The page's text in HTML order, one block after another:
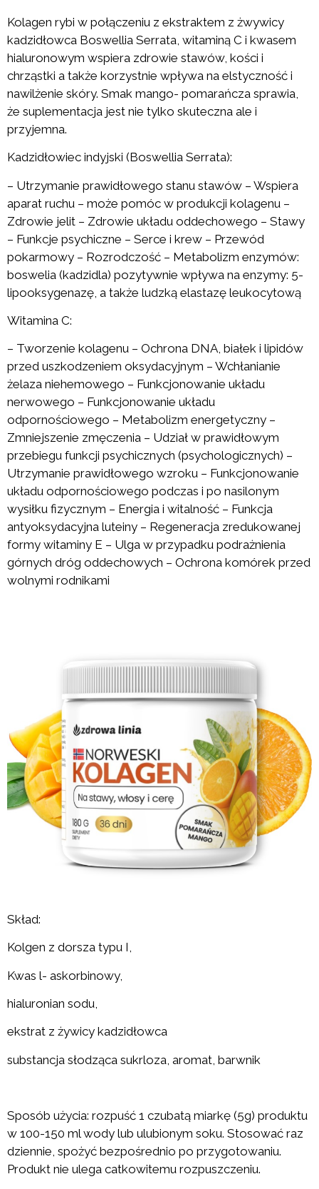
Kolagen rybi w połączeniu z ekstraktem z żwywicy
kadzidłowca Boswellia Serrata, witaminą C i kwasem
hialuronowym wspiera zdrowie stawów, kości i
chrząstki a także korzystnie wpływa na elstyczność i
nawilżenie skóry. Smak mango- pomarańcza sprawia,
że suplementacja jest nie tylko skuteczna ale i
przyjemna.
Kadzidłowiec indyjski (Boswellia Serrata):
– Utrzymanie prawidłowego stanu stawów – Wspiera
aparat ruchu – może pomóc w produkcji kolagenu –
Zdrowie jelit – Zdrowie układu oddechowego – Stawy
– Funkcje psychiczne – Serce i krew – Przewód
pokarmowy – Rozrodczość – Metabolizm enzymów:
boswelia (kadzidla) pozytywnie wpływa na enzymy: 5-
lipooksygenazę, a także ludzką elastazę leukocytową
Witamina C:
– Tworzenie kolagenu – Ochrona DNA, białek i lipidów
przed uszkodzeniem oksydacyjnym – Wchłanianie
żelaza niehemowego – Funkcjonowanie układu
nerwowego – Funkcjonowanie układu
odpornościowego – Metabolizm energetyczny –
Zmniejszenie zmęczenia – Udział w prawidłowym
przebiegu funkcji psychicznych (psychologicznych) –
Utrzymanie prawidłowego wzroku – Funkcjonowanie
układu odpornościowego podczas i po nasilonym
wysiłku fizycznym – Energia i witalność – Funkcja
antyoksydacyjna luteiny – Regeneracja zredukowanej
formy witaminy E – Ulga w przypadku podrażnienia
górnych dróg oddechowych – Ochrona komórek przed
wolnymi rodnikami
Skład:
Kolgen z dorsza typu I,
Kwas l- askorbinowy,
hialuronian sodu,
ekstrat z żywicy kadzidłowca
substancja słodząca sukrloza, aromat, barwnik
Sposób użycia: rozpuść 1 czubatą miarkę (5g) produktu
w 100-150 ml wody lub ulubionym soku. Stosować raz
dziennie, spożyć bezpośrednio po przygotowaniu.
Produkt nie ulega catkowitemu rozpuszczeniu.